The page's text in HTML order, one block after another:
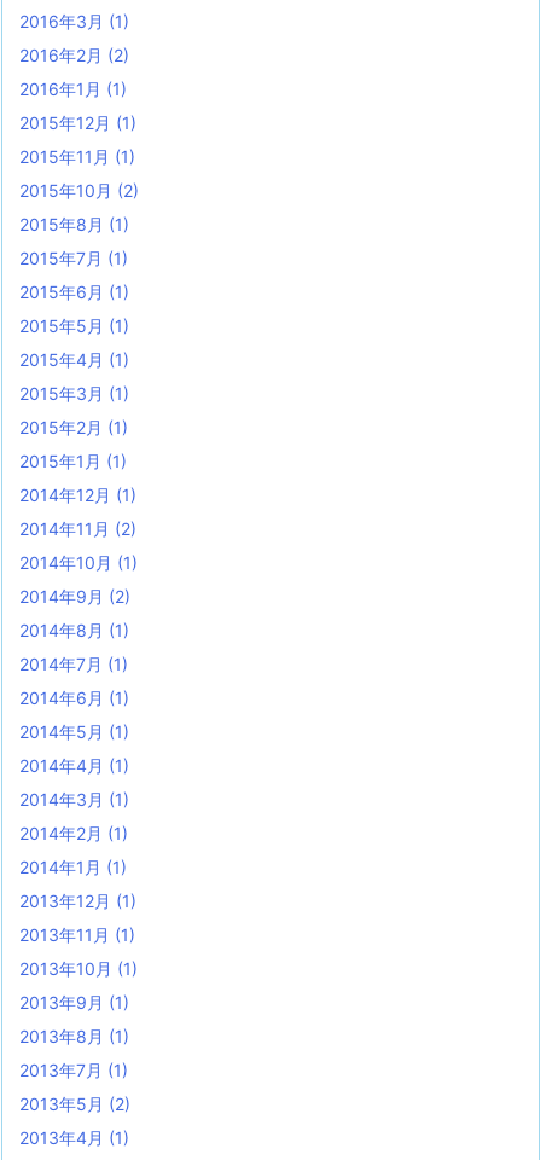
2016年3月 (1)
2016年2月 (2)
2016年1月 (1)
2015年12月 (1)
2015年11月 (1)
2015年10月 (2)
2015年8月 (1)
2015年7月 (1)
2015年6月 (1)
2015年5月 (1)
2015年4月 (1)
2015年3月 (1)
2015年2月 (1)
2015年1月 (1)
2014年12月 (1)
2014年11月 (2)
2014年10月 (1)
2014年9月 (2)
2014年8月 (1)
2014年7月 (1)
2014年6月 (1)
2014年5月 (1)
2014年4月 (1)
2014年3月 (1)
2014年2月 (1)
2014年1月 (1)
2013年12月 (1)
2013年11月 (1)
2013年10月 (1)
2013年9月 (1)
2013年8月 (1)
2013年7月 (1)
2013年5月 (2)
2013年4月 (1)